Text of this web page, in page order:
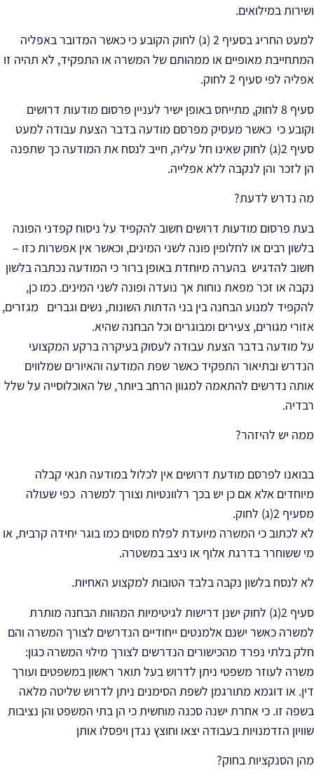
ושירות במילואים.
למעט החריג בסעיף 2 (ג) לחוק הקובע כי כאשר המדובר באפליה
המתחייבת מאופיים או ממהותם של המשרה או התפקיד, לא תהיה זו
אפליה לפי סעיף 2 לחוק.
סעיף 8 לחוק, מתייחס באופן ישיר לעניין פרסום מודעות דרושים
וקובע כי כאשר מעסיק מפרסם מודעה בדבר הצעת עבודה למעט
סעיף 2(ג) לחוק שאינו חל עליה, חייב לנסח את המודעה כך שתפנה
הן לזכר והן לנקבה ללא אפלייה.
מה נדרש לדעת?
בעת פרסום מודעות דרושים חשוב להקפיד על ניסוח קפדני הפונה
בלשון רבים או לחלופין פונה לשני המינים, וכאשר אין אפשרות כזו –
חשוב להדגיש בהערה מיוחדת באופן ברור כי המודעה נכתבה בלשון
נקבה או זכר מפאת נוחות אך נועדה ופונה לשני המינים. כמו כן,
להקפיד למנוע הבחנה בין בני הדתות השונות, נשים וגברים מגזרים,
אזורי מגורים, צעירים ומבוגרים וכל הבחנה שהיא.
על מודעה בדבר הצעת עבודה לעסוק בעיקרה ברקע המקצועי
הנדרש ובתיאור התפקיד כאשר שפת המודעה והאיורים שמלווים
אותה נדרשים להתאמה למגוון הרחב ביותר, של האוכלוסייה על שלל
רבדיה.
ממה יש להיזהר?
בבואנו לפרסם מודעת דרושים אין לכלול במודעה תנאי קבלה
מיוחדים אלא אם כן יש בכך רלוונטיות וצורך למשרה כפי שעולה
מסעיף 2(ג) לחוק.
לא לכתוב כי המשרה מיועדת לפלח מסוים כמו בוגר יחידה קרבית, או
מי ששוחרר בדרגת אלוף או ניצב במשטרה.
לא לנסח בלשון נקבה בלבד הטובות למקצוע האחיות.
סעיף 2(ג) לחוק ישנן דרישות לגיטימיות המהוות הבחנה מותרת
למשרה כאשר ישנם אלמנטים ייחודיים הנדרשים לצורך המשרה והם
חלק בלתי נפרד מהכישורים הנדרשים לצורך מילוי המשרה כגון:
משרה לעוזר משפטי ניתן לדרוש בעל תואר ראשון במשפטים ועורך
דין. או דוגמא מתורגמן לשפת הסימנים ניתן לדרוש שליטה מלאה
בשפה זו. כי אחרת ישנה סכנה מוחשית כי הן בתי המשפט והן נציבות
שוויון הזדמנויות בעבודה יצאו וחוצץ נגדן ויפסלו אותן
מהן הסנקציות בחוק?